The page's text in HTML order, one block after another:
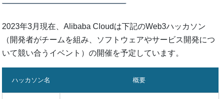
2023年3月現在、Alibaba Cloudは下記のWeb3ハッカソン
（開発者がチームを組み、ソフトウェアやサービス開発につ
いて競い合うイベント）の開催を予定しています。
ハッカソン名 概要